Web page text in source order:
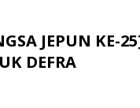
JEPUN KE-
DEFRA